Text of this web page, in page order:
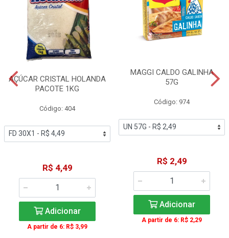
AÇÚCAR CRISTAL HOLANDA
PACOTE 1KG
Código: 404
R$ 4,49
Adicionar
A partir de 6: R$ 3,99
MAGGI CALDO GALINHA
57G
Código: 974
R$ 2,49
Adicionar
A partir de 6: R$ 2,29